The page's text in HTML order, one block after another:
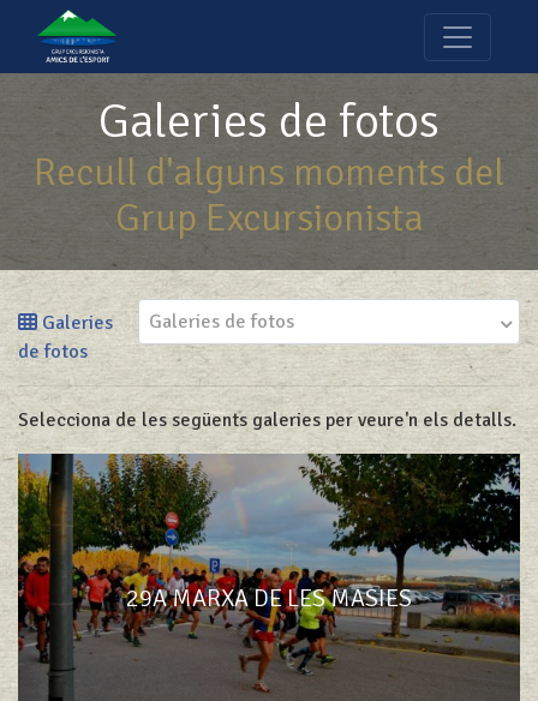
Galeries de fotos
Recull d'alguns moments del
Grup Excursionista
Galeries
de fotos
Galeries de fotos
Selecciona de les següents galeries per veure'n els detalls.
29A MARXA DE LES MASIES